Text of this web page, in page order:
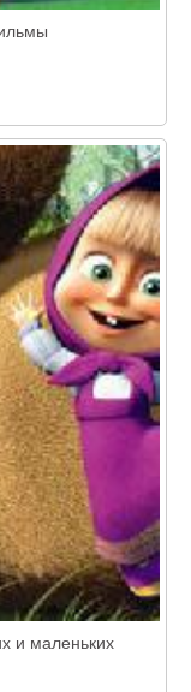
и маленьких